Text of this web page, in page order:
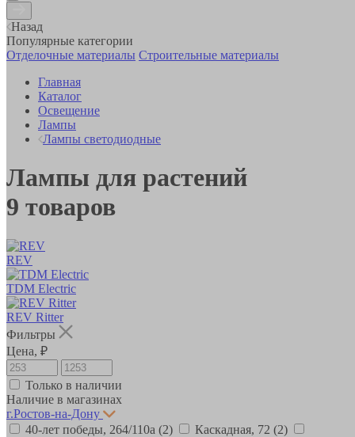
Назад
Популярные категории
Отделочные материалы Строительные материалы
Главная
Каталог
Освещение
Лампы
Лампы светодиодные
Лампы для растений
9 товаров
REV
TDM Electric
REV Ritter
Фильтры
Цена, ₽
Только в наличии
Наличие в магазинах
г.Ростов-на-Дону
40-лет победы, 264/110а (2) Каскадная, 72 (2)